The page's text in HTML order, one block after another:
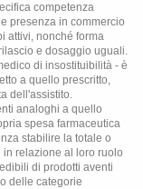
competenza
presenza in commercio
attivi, nonché forma
e dosaggio uguali.
di insostituibilità - è
a quello prescritto,
dell'assistito.
analoghi a quello
spesa farmaceutica
stabilire la totale o
relazione al loro ruolo
di prodotti aventi
delle categorie